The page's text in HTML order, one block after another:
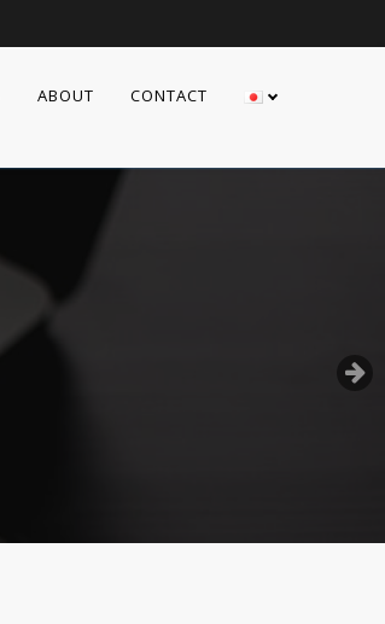
ABOUT CONTACT